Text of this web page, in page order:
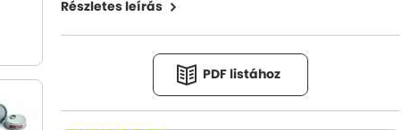
Részletes leírás
PDF listához